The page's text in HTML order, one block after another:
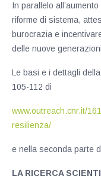
In parallelo
riforme di sistema,
burocrazia e
delle nuove
Le basi e i dettagli
105-112 di
www.outreach.cnr.it/
resilienza/
e nella seconda parte
LA RICERCA